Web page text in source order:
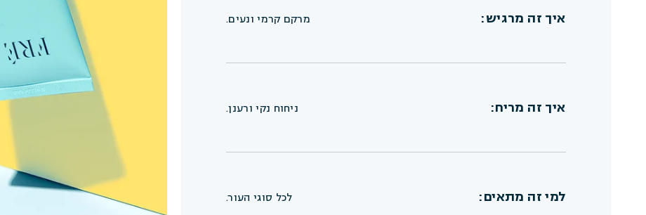
איך זה מרגיש: מרקם קרמי ונעים.
איך זה מריח: ניחוח נקי ורענן.
למי זה מתאים: לכל סוגי העור.